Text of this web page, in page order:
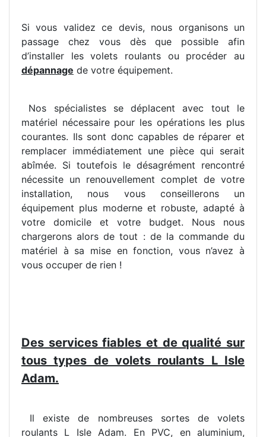
Si vous validez ce devis, nous organisons un
passage chez vous dès que possible afin
d’installer les volets roulants ou procéder au
dépannage de votre équipement.
Nos spécialistes se déplacent avec tout le
matériel nécessaire pour les opérations les plus
courantes. Ils sont donc capables de réparer et
remplacer immédiatement une pièce qui serait
abîmée. Si toutefois le désagrément rencontré
nécessite un renouvellement complet de votre
installation, nous vous conseillerons un
équipement plus moderne et robuste, adapté à
votre domicile et votre budget. Nous nous
chargerons alors de tout : de la commande du
matériel à sa mise en fonction, vous n’avez à
vous occuper de rien !
Des services fiables et de qualité sur
tous types de volets roulants L Isle
Adam.
Il existe de nombreuses sortes de volets
roulants L Isle Adam. En PVC, en aluminium,